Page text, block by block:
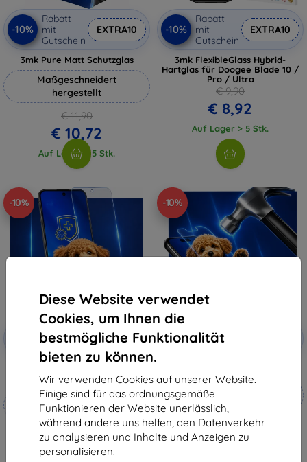
Diese Website verwendet
Cookies, um Ihnen die
bestmögliche Funktionalität
bieten zu können.
Wir verwenden Cookies auf unserer Website.
Einige sind für das ordnungsgemäße
Funktionieren der Website unerlässlich,
während andere uns helfen, den Datenverkehr
zu analysieren und Inhalte und Anzeigen zu
personalisieren.
-10%
Rabatt
mit
Gutschein
EXTRA10
3mk Pure Matt Schutzglas
Maßgeschneidert
hergestellt
€ 11,90
€ 10,72
Auf Lager > 5 Stk.
-10%
Rabatt
mit
Gutschein
EXTRA10
3mk FlexibleGlass Hybrid-
Hartglas für Doogee Blade 10 /
Pro / Ultra
€ 9,90
€ 8,92
Auf Lager > 5 Stk.
-10%
Rabatt
mit
Gutschein
EXTRA10
Schutzfolie
Maßgeschneidert
hergestellt
€ 17,90
€ 16,12
-10%
-10%
mit
Maßgeschneidert
hergestellt
€ 18,90
€ 17,02